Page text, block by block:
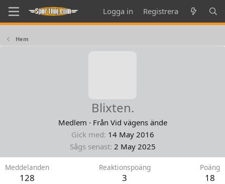
Logga in Registrera
Hem
Blixten.
Medlem · Från Vid vägens ände
Gick med 14 May 2016
Sågs senast 2 May 2025
Meddelanden
128
Reaktionspoäng
3
Poäng
18